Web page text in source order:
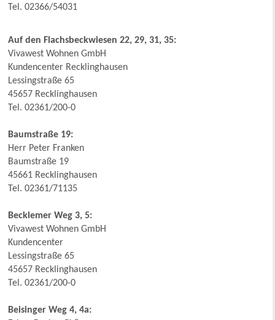
Tel. 02366/54031
Auf den Flachsbeckwiesen 22, 29, 31, 35:
Vivawest Wohnen GmbH
Kundencenter Recklinghausen
Lessingstraße 65
45657 Recklinghausen
Tel. 02361/200-0
Baumstraße 19:
Herr Peter Franken
Baumstraße 19
45661 Recklinghausen
Tel. 02361/71135
Becklemer Weg 3, 5:
Vivawest Wohnen GmbH
Kundencenter
Lessingstraße 65
45657 Recklinghausen
Tel. 02361/200-0
Beisinger Weg 4, 4a: